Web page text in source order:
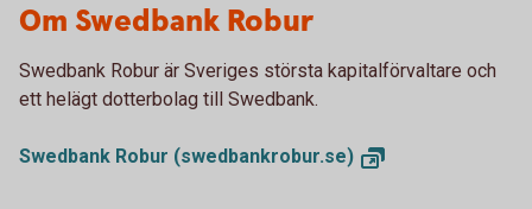
Om Swedbank Robur
Swedbank Robur är Sveriges största kapitalförvaltare och
ett helägt dotterbolag till Swedbank.
Swedbank Robur (swedbankrobur.se)